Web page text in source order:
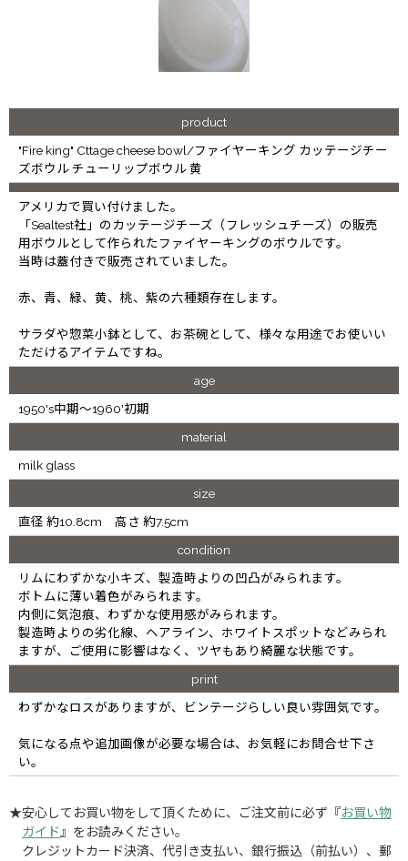
product
"Fire king" Cttage cheese bowl/ファイヤーキング カッテージチー
ズボウル チューリップボウル 黄
アメリカで買い付けました。
「Sealtest社」のカッテージチーズ（フレッシュチーズ）の販売
用ボウルとして作られたファイヤーキングのボウルです。
当時は蓋付きで販売されていました。
赤、青、緑、黄、桃、紫の六種類存在します。
サラダや惣菜小鉢として、お茶碗として、様々な用途でお使いい
ただけるアイテムですね。
age
1950's中期～1960'初期
material
milk glass
size
直径 約10.8cm 高さ 約7.5cm
condition
リムにわずかな小キズ、製造時よりの凹凸がみられます。
ボトムに薄い着色がみられます。
内側に気泡痕、わずかな使用感がみられます。
製造時よりの劣化線、ヘアライン、ホワイトスポットなどみられ
ますが、ご使用に影響はなく、ツヤもあり綺麗な状態です。
print
わずかなロスがありますが、ビンテージらしい良い雰囲気です。
気になる点や追加画像が必要な場合は、お気軽にお問合せ下さ
い。
★安心してお買い物をして頂くために、ご注文前に必ず『お買い物
ガイド 』をお読みください。
クレジットカード決済、代引き支払い、銀行振込（前払い）、郵